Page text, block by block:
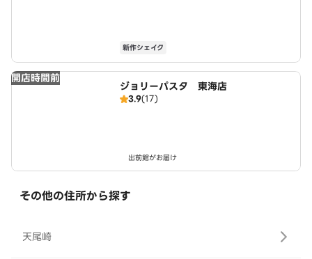
新作シェイク
開店時間前
ジョリーパスタ 東海店
3.9(17)
出前館がお届け
その他の住所から探す
天尾崎